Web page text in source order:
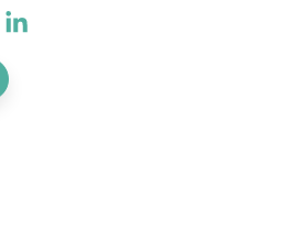
:
Linkedin :